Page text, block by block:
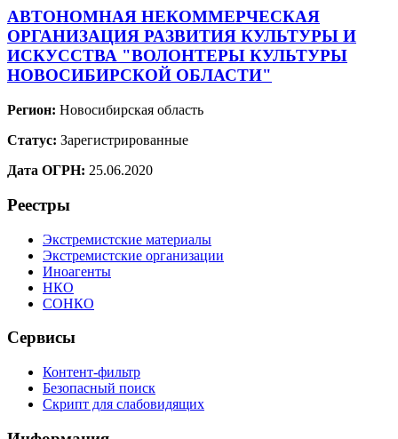
АВТОНОМНАЯ НЕКОММЕРЧЕСКАЯ
ОРГАНИЗАЦИЯ РАЗВИТИЯ КУЛЬТУРЫ И
ИСКУССТВА "ВОЛОНТЕРЫ КУЛЬТУРЫ
НОВОСИБИРСКОЙ ОБЛАСТИ"
Регион: Новосибирская область
Статус: Зарегистрированные
Дата ОГРН: 25.06.2020
Реестры
Экстремистские материалы
Экстремистские организации
Иноагенты
НКО
СОНКО
Сервисы
Контент-фильтр
Безопасный поиск
Скрипт для слабовидящих